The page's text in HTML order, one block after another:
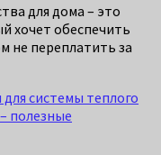
для дома – это
хочет обеспечить
не переплатить за
системы теплого
полезные